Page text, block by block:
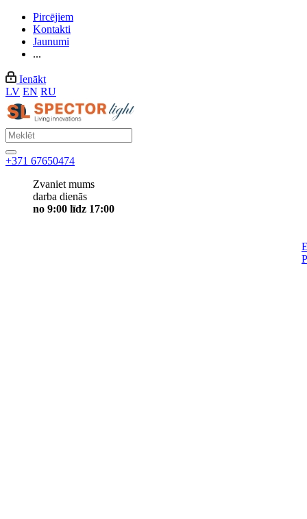
Pircējiem
Kontakti
Jaunumi
...
Ienākt
LV EN RU
+371 67650474
Zvaniet mums
darba dienās
no 9:00 līdz 17:00